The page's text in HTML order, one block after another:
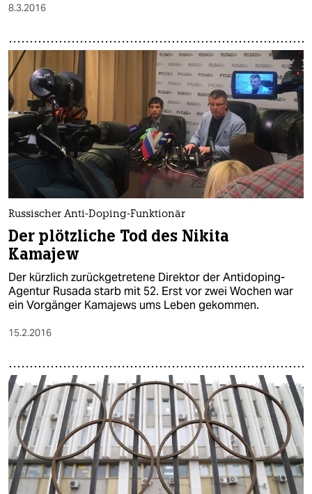
8.3.2016
Russischer Anti-Doping-Funktionär
Der plötzliche Tod des Nikita
Kamajew
Der kürzlich zurückgetretene Direktor der Antidoping-
Agentur Rusada starb mit 52. Erst vor zwei Wochen war
ein Vorgänger Kamajews ums Leben gekommen.
15.2.2016